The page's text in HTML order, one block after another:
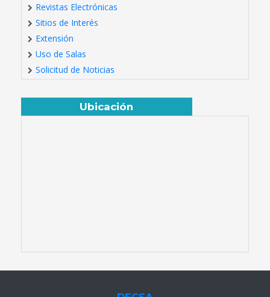
Revistas Electrónicas
Sitios de Interés
Extensión
Uso de Salas
Solicitud de Noticias
Ubicación